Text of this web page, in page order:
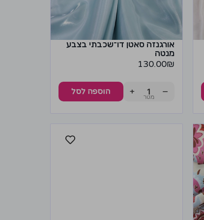
אורגנזה סאטן דו־שכבתי בצבע
מנטה
130.00₪
−
+ הוספה לסל